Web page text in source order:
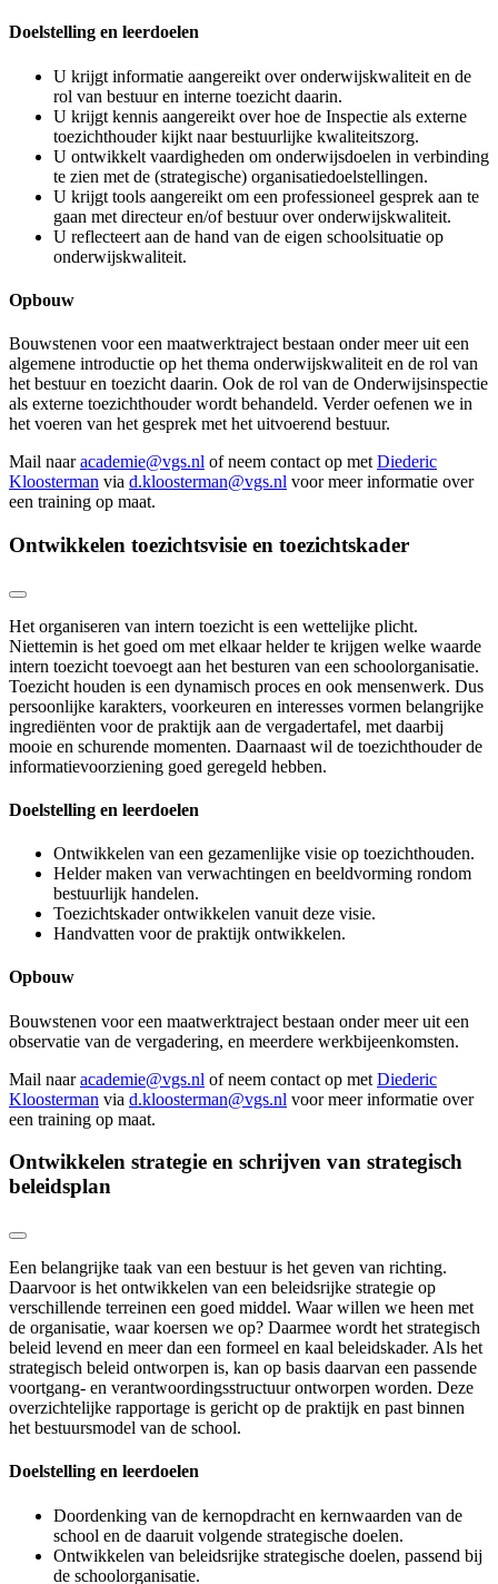
Doelstelling en leerdoelen
U krijgt informatie aangereikt over onderwijskwaliteit en de
rol van bestuur en interne toezicht daarin.
U krijgt kennis aangereikt over hoe de Inspectie als externe
toezichthouder kijkt naar bestuurlijke kwaliteitszorg.
U ontwikkelt vaardigheden om onderwijsdoelen in verbinding
te zien met de (strategische) organisatiedoelstellingen.
U krijgt tools aangereikt om een professioneel gesprek aan te
gaan met directeur en/of bestuur over onderwijskwaliteit.
U reflecteert aan de hand van de eigen schoolsituatie op
onderwijskwaliteit.
Opbouw
Bouwstenen voor een maatwerktraject bestaan onder meer uit een
algemene introductie op het thema onderwijskwaliteit en de rol van
het bestuur en toezicht daarin. Ook de rol van de Onderwijsinspectie
als externe toezichthouder wordt behandeld. Verder oefenen we in
het voeren van het gesprek met het uitvoerend bestuur.
Mail naaracademie@vgs.nl of neem contact op met Diederic
Kloosterman via d.kloosterman@vgs.nl voor meer informatie over
een training op maat.
Ontwikkelen toezichtsvisie en toezichtskader
Het organiseren van intern toezicht is een wettelijke plicht.
Niettemin is het goed om met elkaar helder te krijgen welke waarde
intern toezicht toevoegt aan het besturen van een schoolorganisatie.
Toezicht houden is een dynamisch proces en ook mensenwerk. Dus
persoonlijke karakters, voorkeuren en interesses vormen belangrijke
ingrediënten voor de praktijk aan de vergadertafel, met daarbij
mooie en schurende momenten. Daarnaast wil de toezichthouder de
informatievoorziening goed geregeld hebben.
Doelstelling en leerdoelen
Ontwikkelen van een gezamenlijke visie op toezichthouden.
Helder maken van verwachtingen en beeldvorming rondom
bestuurlijk handelen.
Toezichtskader ontwikkelen vanuit deze visie.
Handvatten voor de praktijk ontwikkelen.
Opbouw
Bouwstenen voor een maatwerktraject bestaan onder meer uit een
observatie van de vergadering, en meerdere werkbijeenkomsten.
Mail naaracademie@vgs.nl of neem contact op met Diederic
Kloosterman via d.kloosterman@vgs.nl voor meer informatie over
een training op maat.
Ontwikkelen strategie en schrijven van strategisch
beleidsplan
Een belangrijke taak van een bestuur is het geven van richting.
Daarvoor is het ontwikkelen van een beleidsrijke strategie op
verschillende terreinen een goed middel. Waar willen we heen met
de organisatie, waar koersen we op? Daarmee wordt het strategisch
beleid levend en meer dan een formeel en kaal beleidskader. Als het
strategisch beleid ontworpen is, kan op basis daarvan een passende
voortgang- en verantwoordingsstructuur ontworpen worden. Deze
overzichtelijke rapportage is gericht op de praktijk en past binnen
het bestuursmodel van de school.
Doelstelling en leerdoelen
Doordenking van de kernopdracht en kernwaarden van de
school en de daaruit volgende strategische doelen.
Ontwikkelen van beleidsrijke strategische doelen, passend bij
de schoolorganisatie.